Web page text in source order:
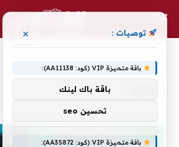
توصيات : ×
باقة متميزة VIP (كود: AA11138):
باقة باك لينك
تحسين seo
باقة متميزة VIP (كود: AA35872):